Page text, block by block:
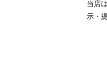
当店
示・